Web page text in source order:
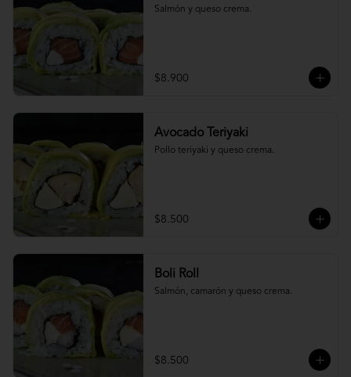
Salmón y queso crema.
$8.900
Avocado Teriyaki
Pollo teriyaki y queso crema.
$8.500
Boli Roll
Salmón, camarón y queso crema.
$8.500